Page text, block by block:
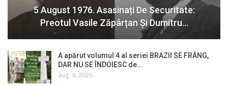
5 August 1976. Asasinați De Securitate:
Preotul Vasile Zăpârțan Și Dumitru…
A apărut volumul 4 al seriei BRAZII SE FRÂNG,
DAR NU SE ÎNDOIESC de…
aug. 4, 2026